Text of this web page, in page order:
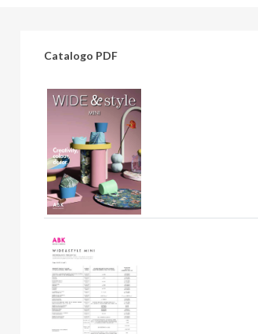
Catalogo PDF